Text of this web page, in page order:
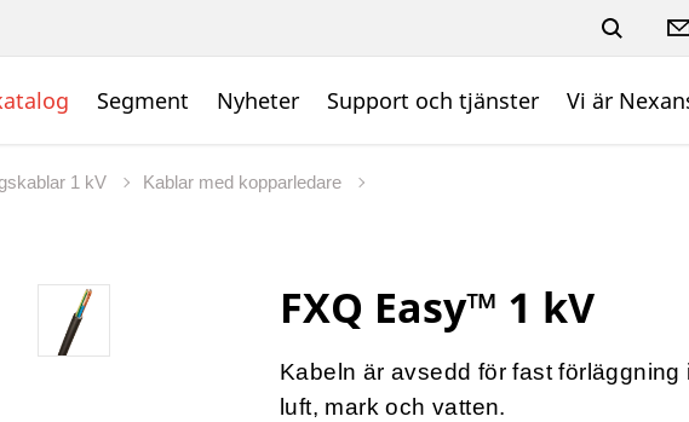
Segment Nyheter Support och tjänster Vi är
1 kV Kablar med kopparledare
FXQ Easy™ 1 kV
Kabeln är avsedd för fast
luft, mark och vatten.